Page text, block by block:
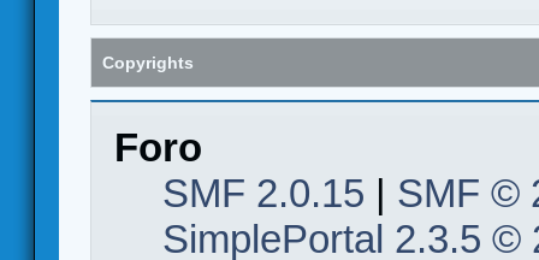
Copyrights
Foro
SMF 2.0.15 | SMF ©
SimplePortal 2.3.5 ©